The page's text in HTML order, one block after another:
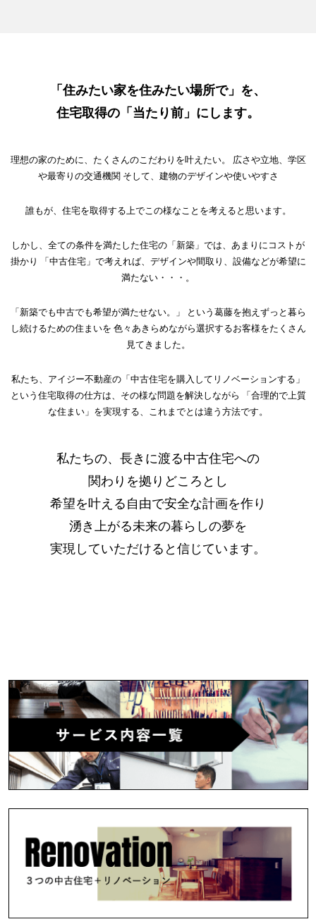
「住みたい家を住みたい場所で」を、
住宅取得の「当たり前」にします。
理想の家のために、たくさんのこだわりを叶えたい。
広さや立地、学区
や最寄りの交通機関 そして、建物のデザインや使いやすさ
誰もが、住宅を取得する上でこの様なことを考えると思います。
しかし、全ての条件を満たした住宅の「新築」では、あまりにコストが
掛かり
「中古住宅」で考えれば、デザインや間取り、設備などが希望に
満たない・・・。
「新築でも中古でも希望が満たせない。」
という葛藤を抱えずっと暮ら
し続けるための住まいを 色々あきらめながら選択するお客様をたくさん
見てきました。
私たち、アイジー不動産の「中古住宅を購入してリノベーションする」
という住宅取得の仕方は、その様な問題を解決しながら
「合理的で上質
な住まい」を実現する、これまでとは違う方法です。
私たちの、長きに渡る中古住宅への
関わりを拠りどころとし
希望を叶える自由で安全な計画を作り
湧き上がる未来の暮らしの夢を
実現していただけると信じています。